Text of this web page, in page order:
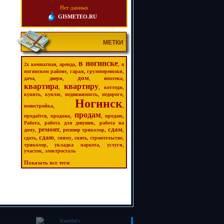
Нет данных
GISMETEO.RU
МЕТКИ
2х комнатная аренда в ногинске
в
ногинском районе
гараж,грузоперевозки
дача двери дом ипотека
квартира квартиру коттедж
купить куплю недвижимость недорого
новостройка Ногинск
продаётся ,продажа продам,продаю
Работа ,работа для девушек
работа на
дому
ремонт, ресивер триколор сдам
сдать ,сдаю сниму, снять, строительство
триколор ,укладка паркета,услуги
участок электросталь
Показать все теги